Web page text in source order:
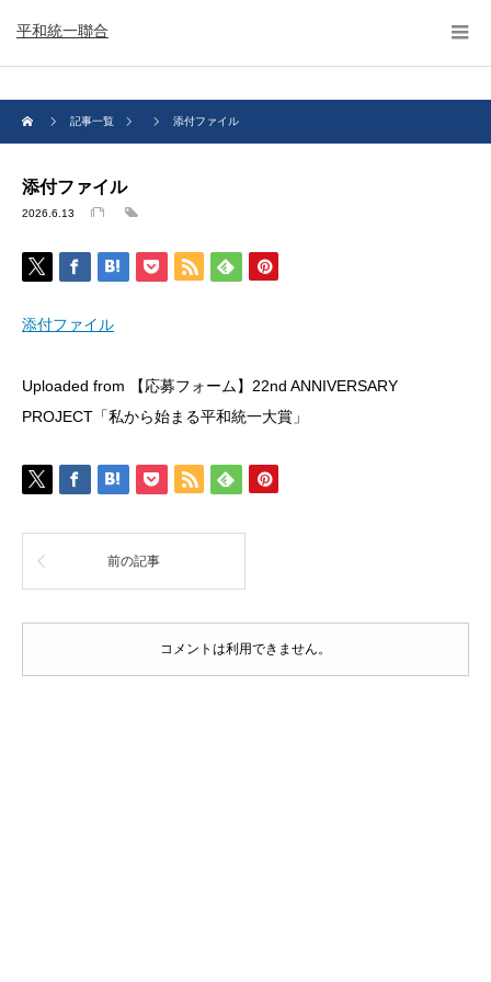
平和統一聯合
記事一覧 添付ファイル
添付ファイル
2026.6.13
添付ファイル
Uploaded from 【応募フォーム】22nd ANNIVERSARY
PROJECT「私から始まる平和統一大賞」
前の記事
コメントは利用できません。